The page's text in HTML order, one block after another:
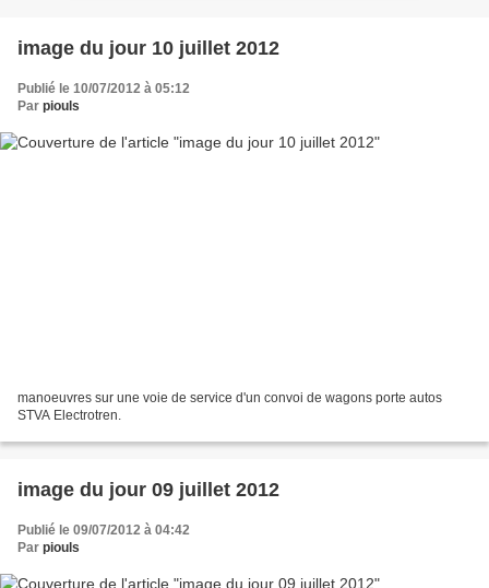
image du jour 10 juillet 2012
Publié le 10/07/2012 à 05:12
Par piouls
manoeuvres sur une voie de service d'un convoi de wagons porte autos
STVA Electrotren.
image du jour 09 juillet 2012
Publié le 09/07/2012 à 04:42
Par piouls